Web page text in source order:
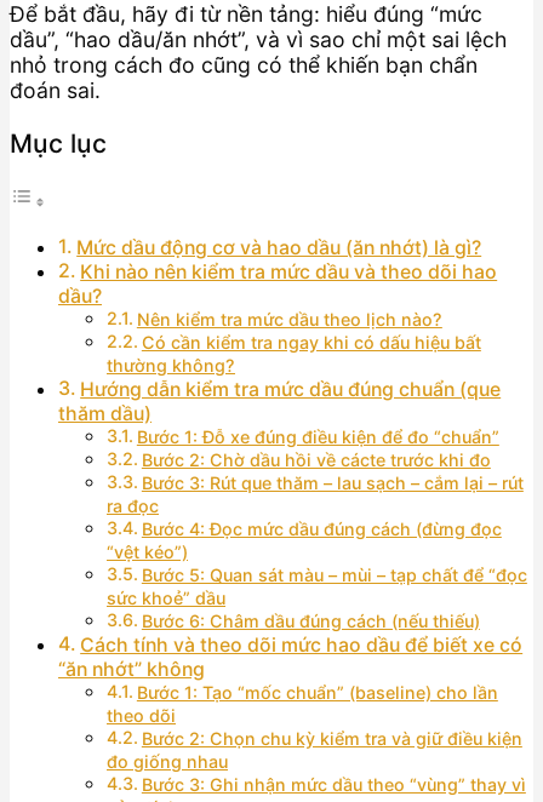
Để bắt đầu, hãy đi từ nền tảng: hiểu đúng “mức
dầu”, “hao dầu/ăn nhớt”, và vì sao chỉ một sai lệch
nhỏ trong cách đo cũng có thể khiến bạn chẩn
đoán sai.
Mục lục
Mức dầu động cơ và hao dầu (ăn nhớt) là gì?
Khi nào nên kiểm tra mức dầu và theo dõi hao
dầu?
Nên kiểm tra mức dầu theo lịch nào?
Có cần kiểm tra ngay khi có dấu hiệu bất
thường không?
Hướng dẫn kiểm tra mức dầu đúng chuẩn (que
thăm dầu)
Bước 1: Đỗ xe đúng điều kiện để đo “chuẩn”
Bước 2: Chờ dầu hồi về cácte trước khi đo
Bước 3: Rút que thăm – lau sạch – cắm lại – rút
ra đọc
Bước 4: Đọc mức dầu đúng cách (đừng đọc
“vệt kéo”)
Bước 5: Quan sát màu – mùi – tạp chất để “đọc
sức khoẻ” dầu
Bước 6: Châm dầu đúng cách (nếu thiếu)
Cách tính và theo dõi mức hao dầu để biết xe có
“ăn nhớt” không
Bước 1: Tạo “mốc chuẩn” (baseline) cho lần
theo dõi
Bước 2: Chọn chu kỳ kiểm tra và giữ điều kiện
đo giống nhau
Bước 3: Ghi nhận mức dầu theo “vùng” thay vì